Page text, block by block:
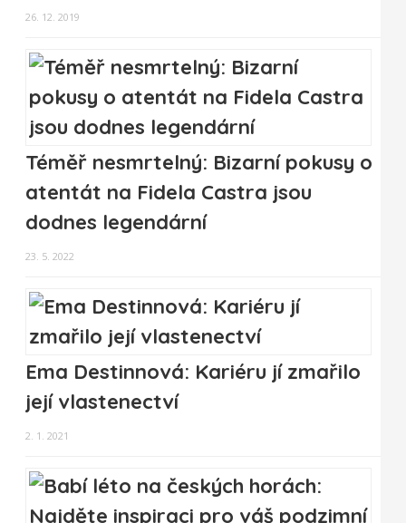
26. 12. 2019
Téměř nesmrtelný: Bizarní pokusy o
atentát na Fidela Castra jsou
dodnes legendární
23. 5. 2022
Ema Destinnová: Kariéru jí zmařilo
její vlastenectví
2. 1. 2021